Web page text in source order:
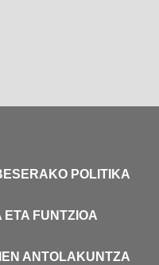
POLITIKA
ETA FUNTZIOA
ANTOLAKUNTZA